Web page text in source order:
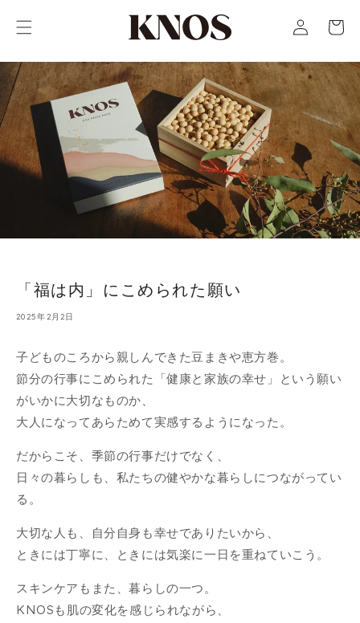
ンツに
進む
イ
ー
「福は内」にこめられた願い
2025年2月2日
子どものころから親しんできた豆まきや恵方巻。
節分の行事にこめられた「健康と家族の幸せ」という願い
がいかに大切なものか、
大人になってあらためて実感するようになった。
だからこそ、季節の行事だけでなく、
日々の暮らしも、私たちの健やかな暮らしにつながってい
る。
大切な人も、自分自身も幸せでありたいから、
ときには丁寧に、ときには気楽に一日を重ねていこう。
スキンケアもまた、暮らしの一つ。
KNOSも肌の変化を感じられながら、